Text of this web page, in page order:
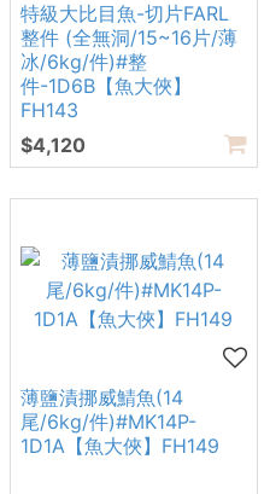
特級大比目魚-切片FARL
整件 (全無洞/15~16片/薄
冰/6kg/件)#整
件-1D6B【魚大俠】
FH143
$4,120
薄鹽漬挪威鯖魚(14
尾/6kg/件)#MK14P-
1D1A【魚大俠】FH149